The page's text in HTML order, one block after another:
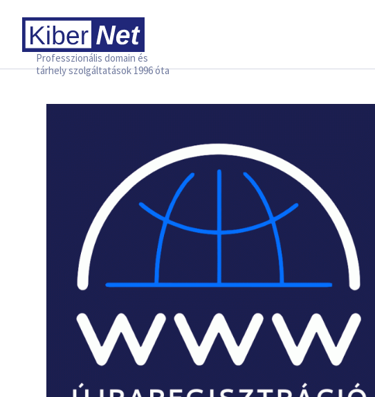
Professzionális domain és
tárhely szolgáltatások 1996 óta